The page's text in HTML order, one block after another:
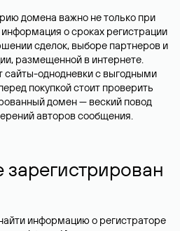
домена важно не только при
о сроках регистрации
сделок, выборе партнеров и
размещенной в интернете.
однодневки с выгодными
покупкой стоит проверить
домен — веский повод
авторов сообщения.
зарегистрирован
информацию о регистраторе